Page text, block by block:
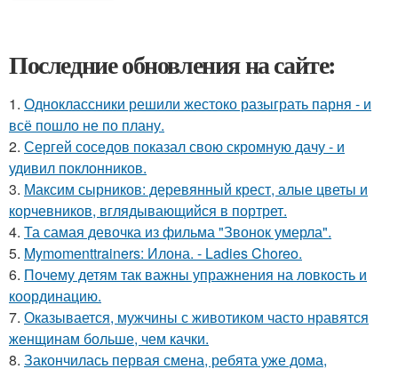
Последние обновления на сайте:
1. Одноклассники решили жестоко разыграть парня - и
всё пошло не по плану.
2. Сергей соседов показал свою скромную дачу - и
удивил поклонников.
3. Максим сырников: деревянный крест, алые цветы и
корчевников, вглядывающийся в портрет.
4. Та самая девочка из фильма "Звонок умерла".
5. Mymomenttrainers: Илона. - Ladies Choreo.
6. Почему детям так важны упражнения на ловкость и
координацию.
7. Оказывается, мужчины с животиком часто нравятся
женщинам больше, чем качки.
8. Закончилась первая смена, ребята уже дома,